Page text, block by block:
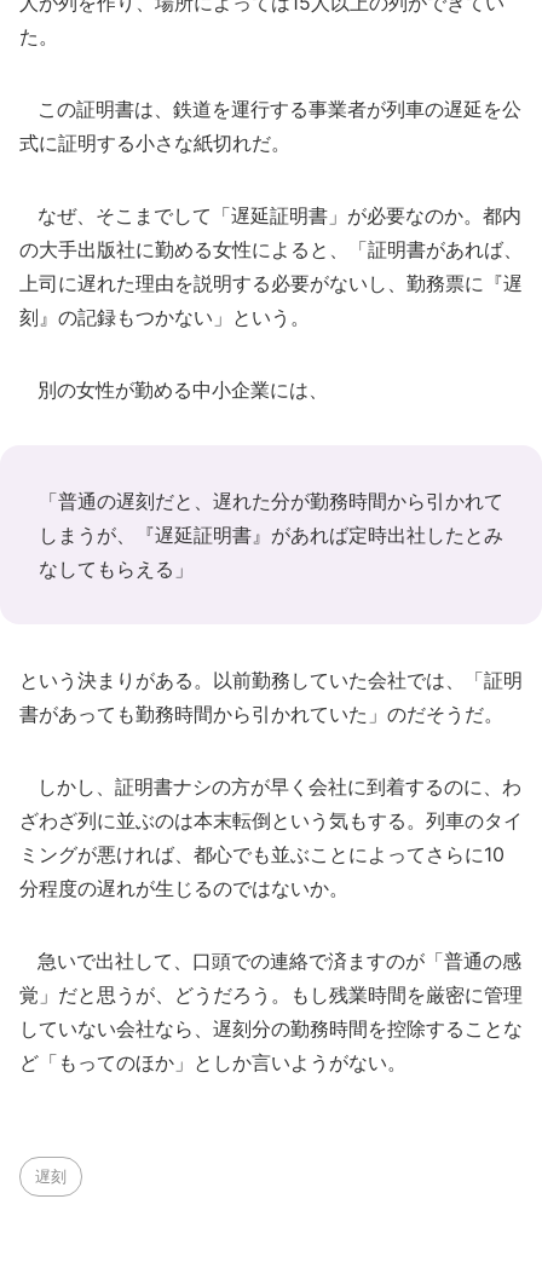
た。
この証明書は、鉄道を運行する事業者が列車の遅延を公
式に証明する小さな紙切れだ。
なぜ、そこまでして「遅延証明書」が必要なのか。都内
の大手出版社に勤める女性によると、「証明書があれば、
上司に遅れた理由を説明する必要がないし、勤務票に『遅
刻』の記録もつかない」という。
別の女性が勤める中小企業には、
「普通の遅刻だと、遅れた分が勤務時間から引かれて
しまうが、『遅延証明書』があれば定時出社したとみ
なしてもらえる」
という決まりがある。以前勤務していた会社では、「証明
書があっても勤務時間から引かれていた」のだそうだ。
しかし、証明書ナシの方が早く会社に到着するのに、わ
ざわざ列に並ぶのは本末転倒という気もする。列車のタイ
ミングが悪ければ、都心でも並ぶことによってさらに10
分程度の遅れが生じるのではないか。
急いで出社して、口頭での連絡で済ますのが「普通の感
覚」だと思うが、どうだろう。もし残業時間を厳密に管理
していない会社なら、遅刻分の勤務時間を控除することな
ど「もってのほか」としか言いようがない。
遅刻